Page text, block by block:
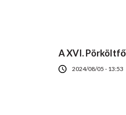
A XVI.
2024/08/05 - 13:53